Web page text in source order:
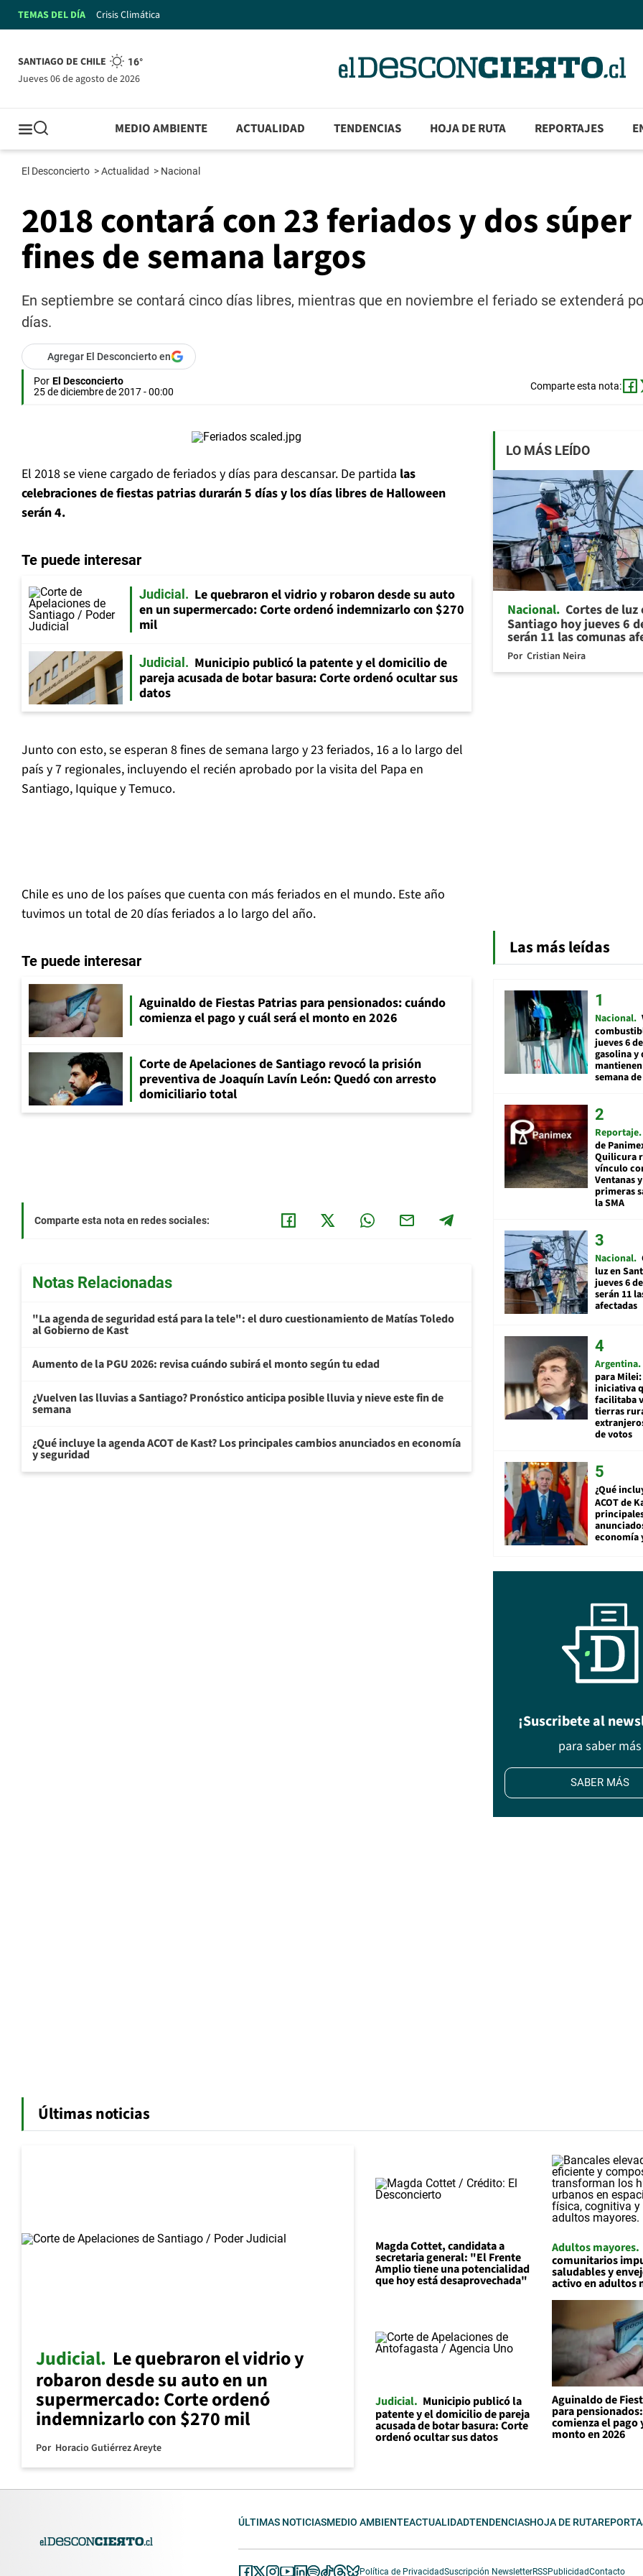
TEMAS DEL DÍA Crisis Climática
SANTIAGO DE CHILE 16°
jueves 06 de agosto de 2026
MEDIO AMBIENTE ACTUALIDAD TENDENCIAS HOJA DE RUTA REPORTAJES
El Desconcierto >Actualidad > Nacional
2018 contará con 23 feriados y dos súper
fines de semana largos
En septiembre se contará cinco días libres, mientras que en noviembre el feriado se extenderá
días.
Agregar El Desconcierto en
Por El Desconcierto
25 de diciembre de 2017 - 00:00
Comparte esta nota:
El 2018 se viene cargado de feriados y días para descansar. De partida las
celebraciones de fiestas patrias durarán 5 días y los días libres de Halloween
serán 4.
Te puede interesar
Judicial
Le quebraron el vidrio y robaron desde su auto
en un supermercado: Corte ordenó indemnizarlo con $270
mil
Judicial
Municipio publicó la patente y el domicilio de
pareja acusada de botar basura: Corte ordenó ocultar sus
datos
Junto con esto, se esperan 8 fines de semana largo y 23 feriados, 16 a lo largo del
país y 7 regionales, incluyendo el recién aprobado por la visita del Papa en
Santiago, Iquique y Temuco.
Chile es uno de los países que cuenta con más feriados en el mundo. Este año
tuvimos un total de 20 días feriados a lo largo del año.
Te puede interesar
Aguinaldo de Fiestas Patrias para pensionados: cuándo
comienza el pago y cuál será el monto en 2026
Corte de Apelaciones de Santiago revocó la prisión
preventiva de Joaquín Lavín León: Quedó con arresto
domiciliario total
Comparte esta nota en redes sociales:
Notas Relacionadas
"La agenda de seguridad está para la tele": el duro cuestionamiento de Matías Toledo
al Gobierno de Kast
Aumento de la PGU 2026: revisa cuándo subirá el monto según tu edad
¿Vuelven las lluvias a Santiago? Pronóstico anticipa posible lluvia y nieve este fin de
semana
¿Qué incluye la agenda ACOT de Kast? Los principales cambios anunciados en economía
y seguridad
LO MÁS LEÍDO
Nacional Cortes de luz
Santiago hoy jueves 6
serán 11 las comunas
Por Cristian Neira
Las más leídas
Nacional
jueves 6
gasolina y
semana
Reportaje
de
Quilicura
vínculo
Ventanas
primeras
la SMA
Nacional
luz en
jueves 6
serán 11
afectadas
Argentina
para
iniciativa
facilitaba
tierras
de votos
¿Qué
ACOT de
economía
¡Suscribete al
para saber más
SABER MÁS
Últimas noticias
Judicial Le quebraron el vidrio y
robaron desde su auto en un
supermercado: Corte ordenó
indemnizarlo con $270 mil
Por Horacio Gutiérrez Areyte
Magda Cottet, candidata a
secretaria general: "El Frente
Amplio tiene una potencialidad
que hoy está desaprovechada"
Adultos mayores
comunitarios
saludables y
activo en adultos
Judicial
Municipio publicó la
patente y el domicilio de pareja
acusada de botar basura: Corte
ordenó ocultar sus datos
Aguinaldo de
para
comienza el pago
monto en 2026
ÚLTIMAS NOTICIASMEDIO AMBIENTEACTUALIDADTENDENCIASHOJA DE RUTA
Política de PrivacidadSuscripción NewsletterRSSPublicidadContacto